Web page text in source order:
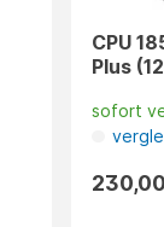
CPU
Plus
sofort